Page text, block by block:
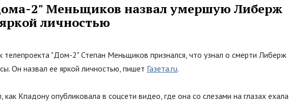
2" Меньщиков назвал умершую Либерж
личностью
телепроекта "Дом-2"Степан Меньщиков признался, что узнал о смерти Либерж
Он назвал ее яркой личностью, пишет Газета.ru.
как Кпадону опубликовала в соцсети видео, где она со слезами на глазах ехала